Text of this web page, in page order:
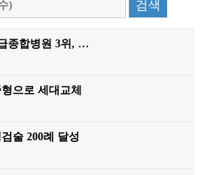
종합병원 3위, …
으로 세대교체
술 200례 달성